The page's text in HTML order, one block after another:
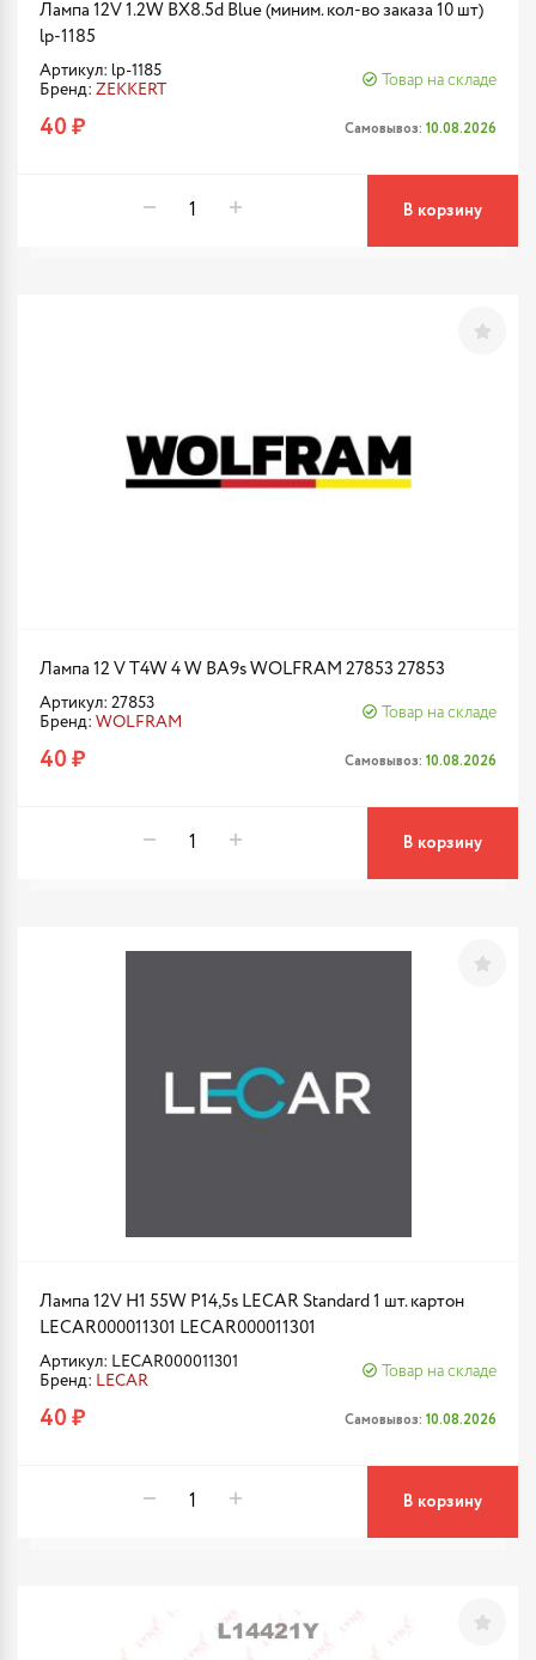
Лампа 12V 1.2W BX8.5d Blue (миним. кол-во заказа 10 шт)
lp-1185
Артикул: lp-1185
Бренд: ZEKKERT
Товар на складе
40 ₽ Самовывоз: 10.08.2026
В корзину
Лампа 12 V T4W 4 W BA9s WOLFRAM 27853 27853
Артикул: 27853
Бренд: WOLFRAM
Товар на складе
40 ₽ Самовывоз: 10.08.2026
В корзину
Лампа 12V H1 55W P14,5s LECAR Standard 1 шт. картон
LECAR000011301 LECAR000011301
Артикул: LECAR000011301
Бренд: LECAR
Товар на складе
40 ₽ Самовывоз: 10.08.2026
В корзину